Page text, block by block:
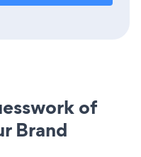
of
Brand